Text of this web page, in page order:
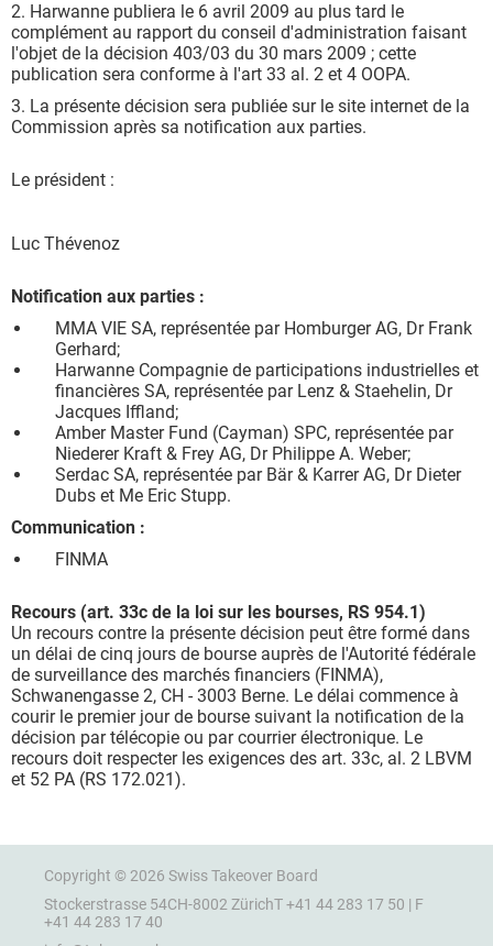
2. Harwanne publiera le 6 avril 2009 au plus tard le
complément au rapport du conseil d'administration faisant
l'objet de la décision 403/03 du 30 mars 2009 ; cette
publication sera conforme à l'art 33 al. 2 et 4 OOPA.
3. La présente décision sera publiée sur le site internet de la
Commission après sa notification aux parties.
Le président :
Luc Thévenoz
Notification aux parties :
MMA VIE SA, représentée par Homburger AG, Dr Frank
Gerhard;
Harwanne Compagnie de participations industrielles et
financières SA, représentée par Lenz & Staehelin, Dr
Jacques Iffland;
Amber Master Fund (Cayman) SPC, représentée par
Niederer Kraft & Frey AG, Dr Philippe A. Weber;
Serdac SA, représentée par Bär & Karrer AG, Dr Dieter
Dubs et Me Eric Stupp.
Communication :
FINMA
Recours (art. 33c de la loi sur les bourses, RS 954.1)
Un recours contre la présente décision peut être formé dans
un délai de cinq jours de bourse auprès de l'Autorité fédérale
de surveillance des marchés financiers (FINMA),
Schwanengasse 2, CH - 3003 Berne. Le délai commence à
courir le premier jour de bourse suivant la notification de la
décision par télécopie ou par courrier électronique. Le
recours doit respecter les exigences des art. 33c, al. 2 LBVM
et 52 PA (RS 172.021).
Copyright © 2026 Swiss Takeover Board
Stockerstrasse 54CH-8002 ZürichT +41 44 283 17 50 | F
+41 44 283 17 40